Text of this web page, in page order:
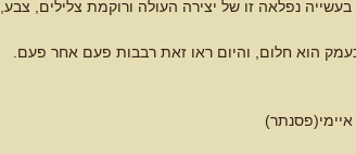
נפלאה זו של יצירה העולה ורוקמת צלילים,
הוא חלום, והיום ראו זאת רבבות פעם אחר פעם.
איימי(פסנתר)